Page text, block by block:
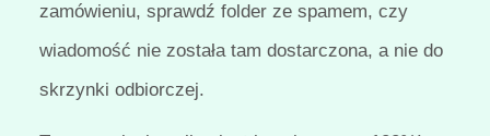
zamówieniu, sprawdź folder ze spamem, czy
wiadomość nie została tam dostarczona, a nie do
skrzynki odbiorczej.